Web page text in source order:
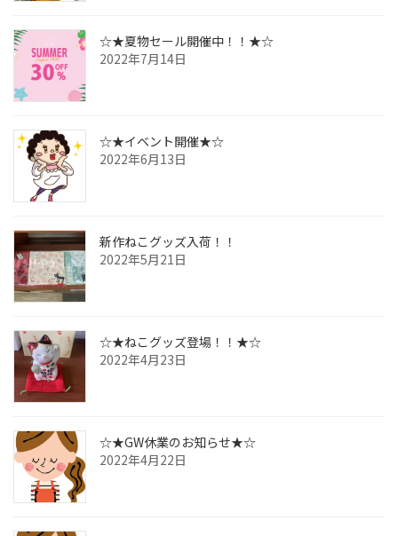
☆★夏物セール開催中！！★☆
2022年7月14日
☆★イベント開催★☆
2022年6月13日
新作ねこグッズ入荷！！
2022年5月21日
☆★ねこグッズ登場！！★☆
2022年4月23日
☆★GW休業のお知らせ★☆
2022年4月22日